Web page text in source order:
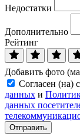
Недостатки
Дополнительно
Рейтинг
Добавить фото
Согласен (на) с
данных и
данных
Отправить